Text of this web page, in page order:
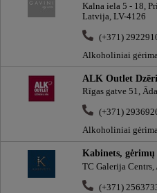
Kalna iela 5 - 18,
Latvija, LV-4126
(+371)
Alkoholiniai
ALK Outlet
Rīgas gatve 51,
(+371)
Alkoholiniai
Kabinets,
TC Galerija
(+371)